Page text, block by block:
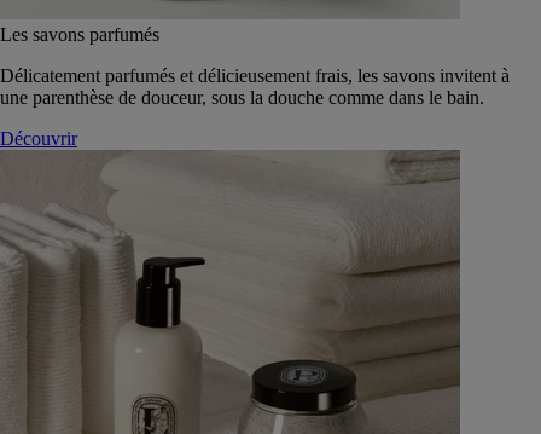
Les savons parfumés
Délicatement parfumés et délicieusement frais, les savons invitent à
une parenthèse de douceur, sous la douche comme dans le bain.
Découvrir